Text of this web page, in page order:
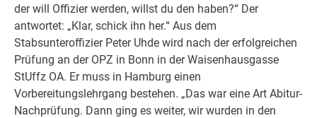
der will Offizier werden, willst du den haben?“ Der
antwortet: „Klar, schick ihn her.“ Aus dem
Stabsunteroffizier Peter Uhde wird nach der erfolgreichen
Prüfung an der OPZ in Bonn in der Waisenhausgasse
StUffz OA. Er muss in Hamburg einen
Vorbereitungslehrgang bestehen. „Das war eine Art Abitur-
Nachprüfung. Dann ging es weiter, wir wurden in den